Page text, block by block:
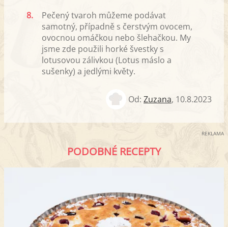
8.
Pečený tvaroh můžeme podávat
samotný, případně s čerstvým ovocem,
ovocnou omáčkou nebo šlehačkou. My
jsme zde použili horké švestky s
lotusovou zálivkou (Lotus máslo a
sušenky) a jedlými květy.
Od: Zuzana, 10.8.2023
REKLAMA
PODOBNÉ RECEPTY